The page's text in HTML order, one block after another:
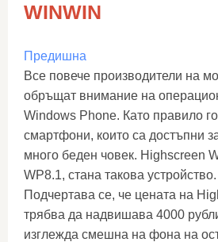
WINWIN
Предишна
Все повече производители на
обръщат внимание на
Windows Phone. Като правило
смартфони, които са достъпни
много беден човек. Highscreen
WP8.1, стана такова устройство.
Подчертава се, че цената на
трябва да надвишава 4000
изглежда смешна на фона на